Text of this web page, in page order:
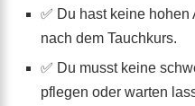
✅ Du hast keine
nach dem Tauchkurs.
✅ Du musst keine
pflegen oder warten